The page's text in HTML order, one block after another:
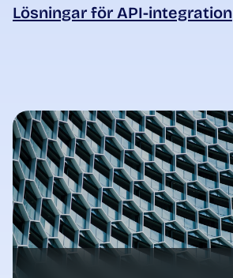
Lösningar för API-integration